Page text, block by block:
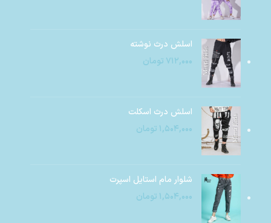
اسلش درث نوشته
۷۱۲,۰۰۰ تومان
اسلش درث اسکلت
۱,۵۰۴,۰۰۰ تومان
شلوار مام استایل اسپرت
۱,۵۰۴,۰۰۰ تومان